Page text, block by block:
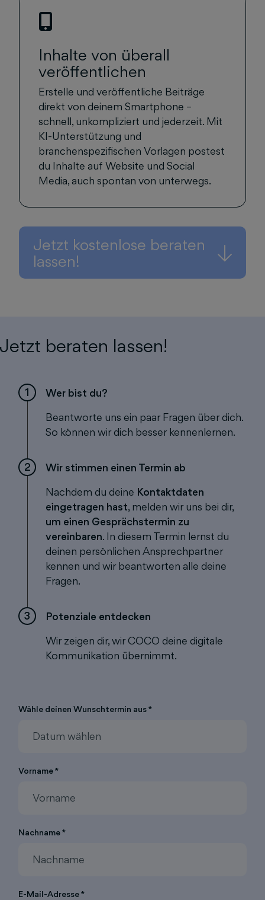
Inhalte von überall
veröffentlichen
Erstelle und veröffentliche Beiträge
direkt von deinem Smartphone –
schnell, unkompliziert und jederzeit. Mit
KI-Unterstützung und
branchenspezifischen Vorlagen postest
du Inhalte auf Website und Social
Media, auch spontan von unterwegs.
Jetzt kostenlose beraten
lassen!
Jetzt beraten lassen!
1
Wer bist du?
Beantworte uns ein paar Fragen über dich.
So können wir dich besser kennenlernen.
2
Wir stimmen einen Termin ab
Nachdem du deine Kontaktdaten
eingetragen hast, melden wir uns bei dir,
um einen Gesprächstermin zu
vereinbaren. In diesem Termin lernst du
deinen persönlichen Ansprechpartner
kennen und wir beantworten alle deine
Fragen.
3
Potenziale entdecken
Wir zeigen dir, wir COCO deine digitale
Kommunikation übernimmt.
Wähle deinen Wunschtermin aus *
Vorname *
Nachname *
E-Mail-Adresse *